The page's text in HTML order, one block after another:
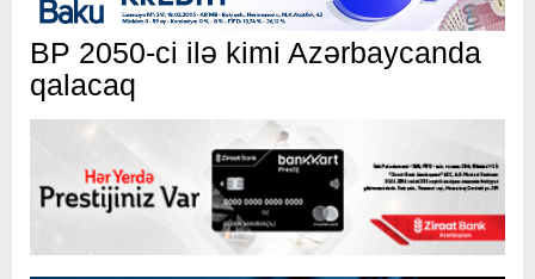
BP 2050-ci ilə kimi Azərbaycanda
qalacaq